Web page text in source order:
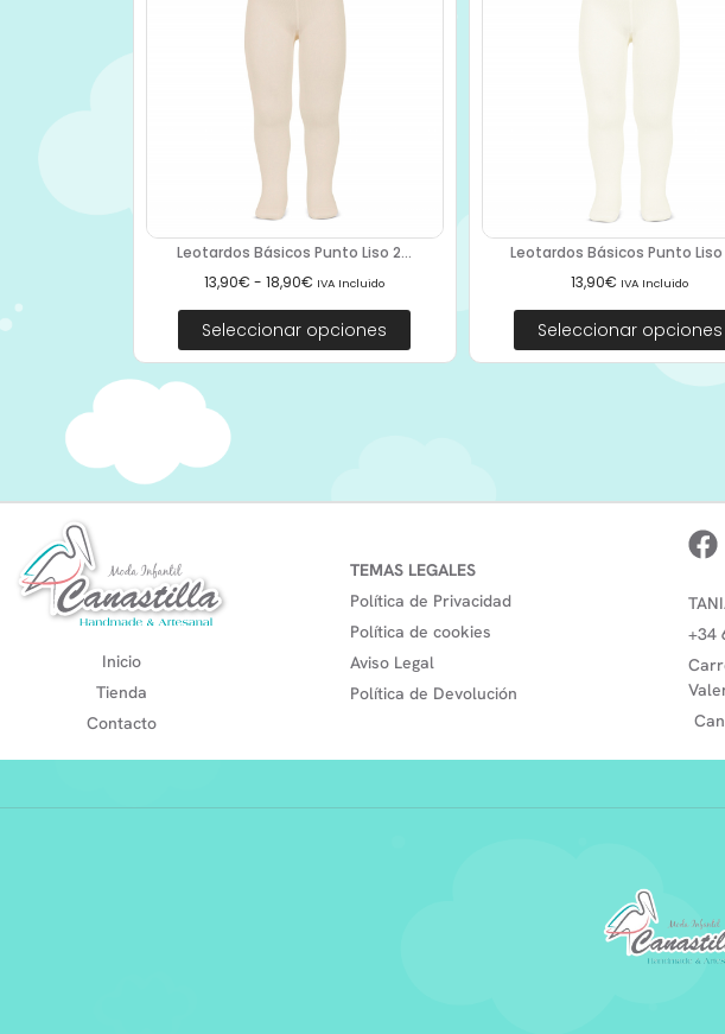
Leotardos Básicos Punto Liso 2...
13,90€ - 18,90€ IVA Incluido
Seleccionar opciones
Leotardos Básicos Punto Liso
13,90€ IVA Incluido
Seleccionar opciones
Inicio
Tienda
Contacto
TEMAS LEGALES
Política de Privacidad
Política de cookies
Aviso Legal
Política de Devolución
+34